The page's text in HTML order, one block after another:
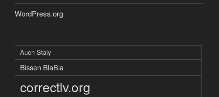
WordPress.org
Auch Staiy
Bissen BlaBla
correctiv.org